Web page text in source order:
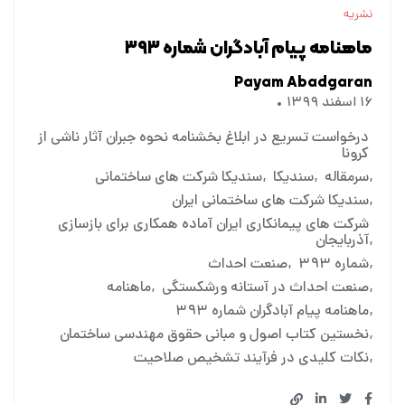
نشریه
ماهنامه پیام آبادگران شماره ۳۹۳
Payam Abadgaran
۱۶ اسفند ۱۳۹۹
درخواست تسریع در ابلاغ بخشنامه نحوه جبران آثار ناشی از
کرونا
سرمقاله سندیکا سندیکا شرکت های ساختمانی
سندیکا شرکت های ساختمانی ایران
شرکت های پیمانکاری ایران آماده همکاری برای بازسازی
آذربایجان
شماره ۳۹۳
صنعت احداث
صنعت احداث در آستانه ورشکستگی ماهنامه
ماهنامه پیام آبادگران شماره ۳۹۳
نخستین کتاب اصول و مبانی حقوق مهندسی ساختمان
نکات کلیدی در فرآیند تشخیص صلاحیت